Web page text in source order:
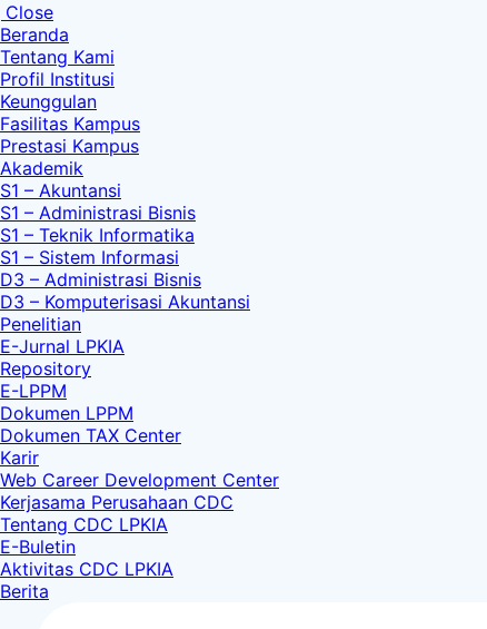
Close
Beranda
Tentang Kami
Profil Institusi
Keunggulan
Fasilitas Kampus
Prestasi Kampus
Akademik
S1 – Akuntansi
S1 – Administrasi Bisnis
S1 – Teknik Informatika
S1 – Sistem Informasi
D3 – Administrasi Bisnis
D3 – Komputerisasi Akuntansi
Penelitian
E-Jurnal LPKIA
Repository
E-LPPM
Dokumen LPPM
Dokumen TAX Center
Karir
Web Career Development Center
Kerjasama Perusahaan CDC
Tentang CDC LPKIA
E-Buletin
Aktivitas CDC LPKIA
Berita